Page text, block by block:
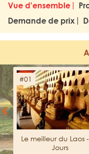
Vue d'ensemble
Demande de prix
#01
Le meilleur du Laos
Jours